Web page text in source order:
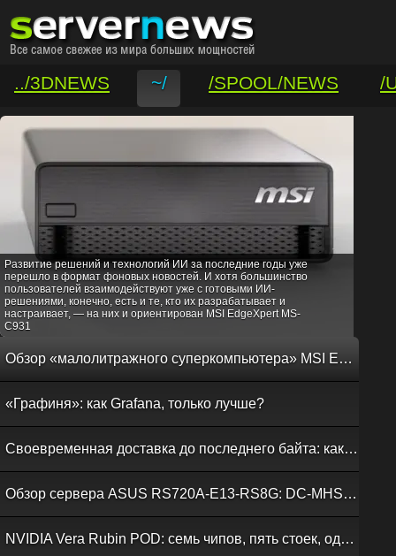
../3DNEWS ~/ /SPOOL/NEWS
/
/VAR/CONTACT
Развитие решений и технологий ИИ за последние годы уже
перешло в формат фоновых новостей. И хотя большинство
пользователей взаимодействуют уже с готовыми ИИ-
решениями, конечно, есть и те, кто их разрабатывает и
настраивает, — на них и ориентирован MSI EdgeXpert MS-
C931
Обзор «малолитражного суперкомпьютера» MSI EdgeXpert MS-C931
«Графиня»: как Grafana, только лучше?
Своевременная доставка до последнего байта: как российская сеть Curator CDN совмещает скорость, безопасность и гибкость управления
Обзор сервера ASUS RS720A-E13-RS8G: DC-MHS во всей красе
NVIDIA Vera Rubin POD: семь чипов, пять стоек, один ИИ-суперкомпьютер